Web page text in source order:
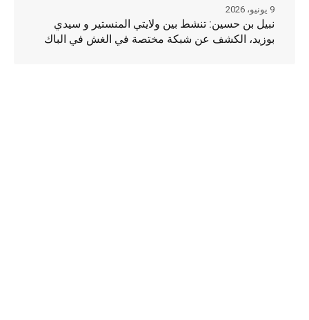
نبيل بن حسين: تنشط بين ولايتي المنستير و سيدي
بوزيد، الكشف عن شبكة مختصة في الغش في الباك
9 يونيو، 2026